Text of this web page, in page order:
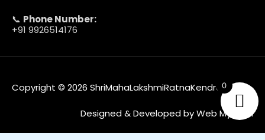
📞 Phone Number:
+91 9926514176
Copyright © 2026 ShriMahaLakshmiRatnaKendra
Designed & Developed by Web MyTech
0